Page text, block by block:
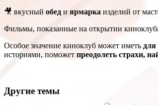
🎥 вкусный обед и ярмарка изделий от
Фильмы, показанные на открытии
Особое значение киноклуб может иметь для
историями, поможет преодолеть страхи,
Другие темы